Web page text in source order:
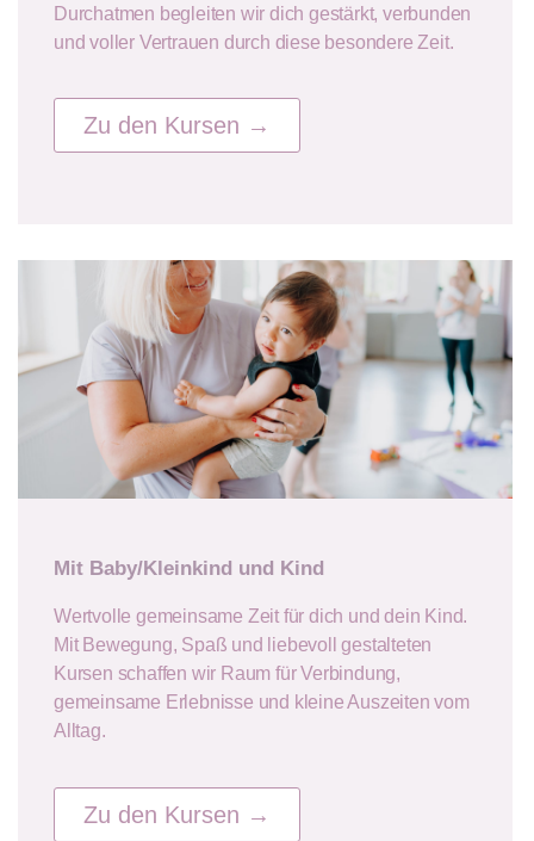
Durchatmen begleiten wir dich gestärkt, verbunden
und voller Vertrauen durch diese besondere Zeit.
Zu den Kursen →
Mit Baby/Kleinkind und Kind
Wertvolle gemeinsame Zeit für dich und dein Kind.
Mit Bewegung, Spaß und liebevoll gestalteten
Kursen schaffen wir Raum für Verbindung,
gemeinsame Erlebnisse und kleine Auszeiten vom
Alltag.
Zu den Kursen →